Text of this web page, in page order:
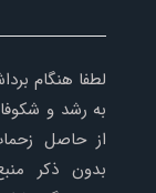
لطفا هنگام
به رشد و
از حاصل
بدون ذکر